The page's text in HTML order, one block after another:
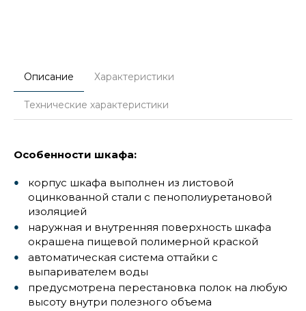
Описание Характеристики
Технические характеристики
Особенности шкафа:
корпус шкафа выполнен из листовой
оцинкованной стали с пенополиуретановой
изоляцией
наружная и внутренняя поверхность шкафа
окрашена пищевой полимерной краской
автоматическая система оттайки с
выпаривателем воды
предусмотрена перестановка полок на любую
высоту внутри полезного объема